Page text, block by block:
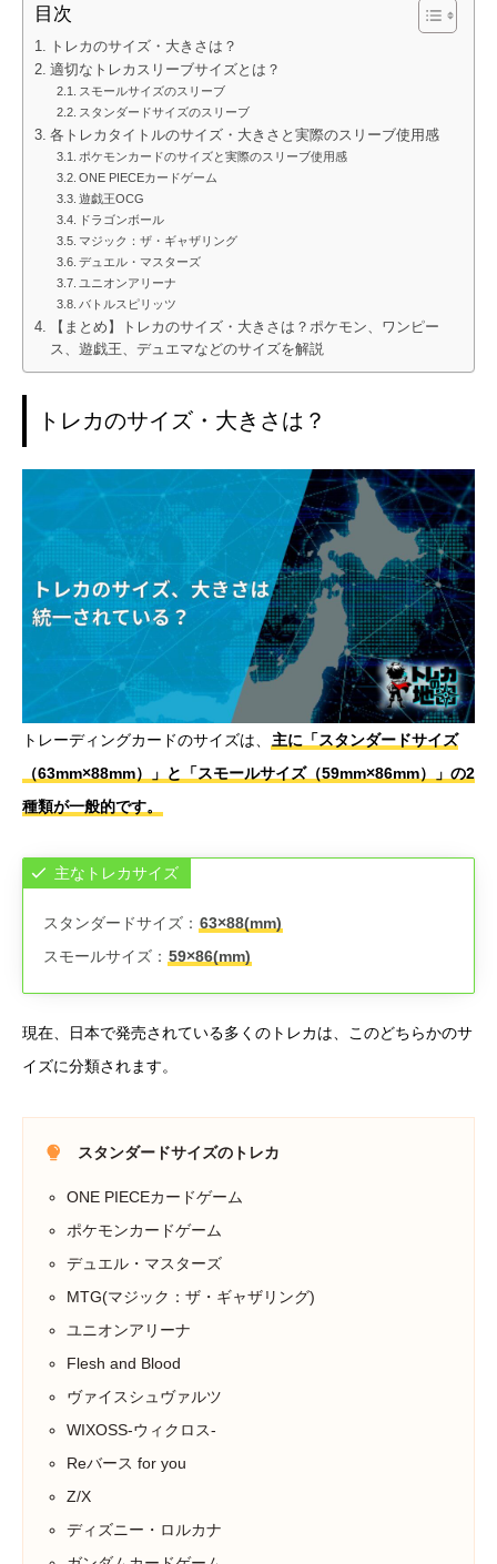
目次
トレカのサイズ・大きさは？
適切なトレカスリーブサイズとは？
スモールサイズのスリーブ
スタンダードサイズのスリーブ
各トレカタイトルのサイズ・大きさと実際のスリーブ使用感
ポケモンカードのサイズと実際のスリーブ使用感
ONE PIECEカードゲーム
遊戯王OCG
ドラゴンボール
マジック：ザ・ギャザリング
デュエル・マスターズ
ユニオンアリーナ
バトルスピリッツ
【まとめ】トレカのサイズ・大きさは？ポケモン、ワンピー
ス、遊戯王、デュエマなどのサイズを解説
トレカのサイズ・大きさは？
トレーディングカードのサイズは、
主に「スタンダードサイズ
（63mm×88mm）」と「スモールサイズ（59mm×86mm）」の2
種類が一般的です。
主なトレカサイズ
スタンダードサイズ： 63×88(mm)
スモールサイズ： 59×86(mm)
現在、日本で発売されている多くのトレカは、このどちらかのサ
イズに分類されます。
スタンダードサイズのトレカ
ONE PIECEカードゲーム
ポケモンカードゲーム
デュエル・マスターズ
MTG(マジック：ザ・ギャザリング)
ユニオンアリーナ
Flesh and Blood
ヴァイスシュヴァルツ
WIXOSS-ウィクロス-
Reバース for you
Z/X
ディズニー・ロルカナ